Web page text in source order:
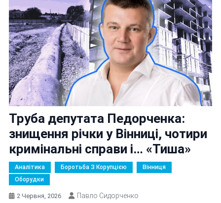
Труба депутата Педорченка:
знищення річки у Вінниці, чотири
кримінальні справи і… «Тиша»
Аналітика Боротьба З Корупцією
Вінниця
Оборудки
2 Червня, 2026 Павло Сидорченко